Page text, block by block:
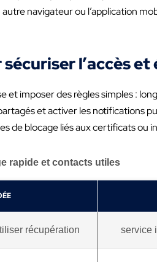
navigateur ou l’application
l’accès
imposer des règles simples :
et activer les notifications
de blocage liés aux certificats ou
rapide et contacts utiles
récupération service